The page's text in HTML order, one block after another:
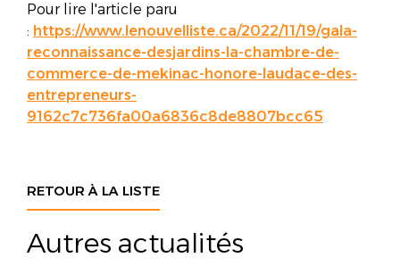
Pour lire l'article paru
: https://www.lenouvelliste.ca/2022/11/19/gala-
reconnaissance-desjardins-la-chambre-de-
commerce-de-mekinac-honore-laudace-des-
entrepreneurs-
9162c7c736fa00a6836c8de8807bcc65
RETOUR À LA LISTE
Autres actualités